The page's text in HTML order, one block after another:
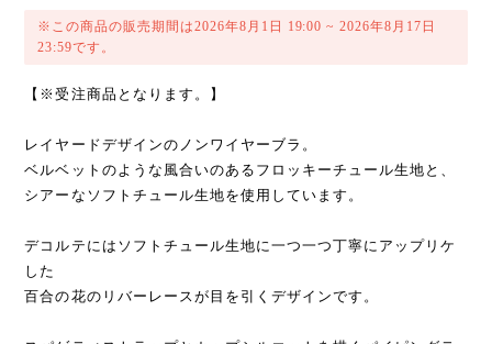
※この商品の販売期間は2026年8月1日 19:00 ~ 2026年8月17日
23:59です。
【※受注商品となります。】
レイヤードデザインのノンワイヤーブラ。
ベルベットのような風合いのあるフロッキーチュール生地と、
シアーなソフトチュール生地を使用しています。
デコルテにはソフトチュール生地に一つ一つ丁寧にアップリケ
した
百合の花のリバーレースが目を引くデザインです。